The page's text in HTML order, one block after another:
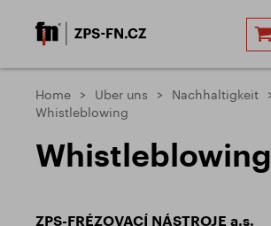
Home Uber uns
Nachhaltigkeit
Whistleblowing
Whistleblowing
ZPS-FRÉZOVACÍ NÁSTROJE a.s.